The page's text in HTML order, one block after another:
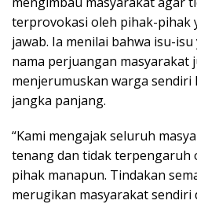
terprovokasi oleh pihak-pihak
jawab. Ia menilai bahwa isu-
nama perjuangan masyarakat
menjerumuskan warga sendiri
jangka panjang.
“Kami mengajak seluruh
tenang dan tidak terpengaruh
pihak manapun. Tindakan
merugikan masyarakat sendiri